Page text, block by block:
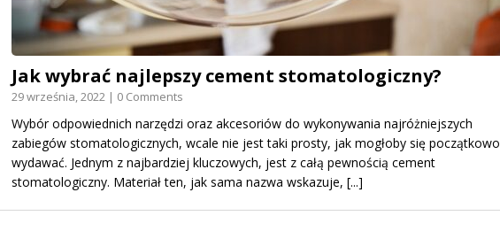
Jak wybrać najlepszy cement stomatologiczny?
29 września, 2022 | 0 Comments
Wybór odpowiednich narzędzi oraz akcesoriów do wykonywania najróżniejszych
zabiegów stomatologicznych, wcale nie jest taki prosty, jak mogłoby się początkowo
wydawać. Jednym z najbardziej kluczowych, jest z całą pewnością cement
stomatologiczny. Materiał ten, jak sama nazwa wskazuje, [...]